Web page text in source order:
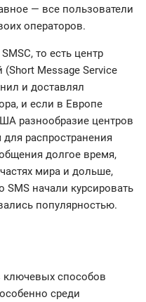
— все пользователи
операторов.
то есть центр
Message Service
и доставлял
и если в Европе
разнообразие центров
распространения
долгое время,
мира и дольше,
SMS начали курсировать
популярностью.
ключевых способов
среди